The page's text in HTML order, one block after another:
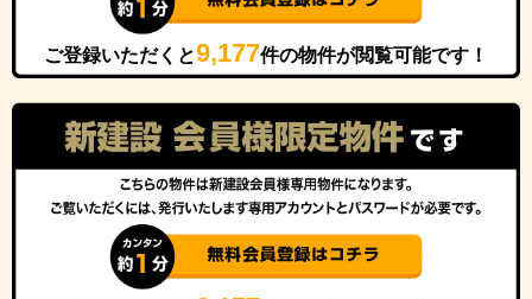
ご登録いただくと9,177件の物件が閲覧可能です！